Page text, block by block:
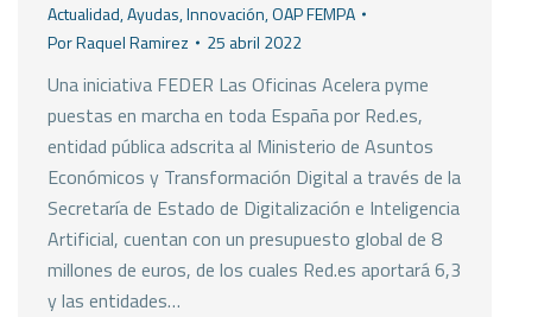
Actualidad,Ayudas,Innovación,OAP FEMPA
PorRaquel Ramirez 25 abril 2022
Una iniciativa FEDER Las Oficinas Acelera pyme
puestas en marcha en toda España por Red.es,
entidad pública adscrita al Ministerio de Asuntos
Económicos y Transformación Digital a través de la
Secretaría de Estado de Digitalización e Inteligencia
Artificial, cuentan con un presupuesto global de 8
millones de euros, de los cuales Red.es aportará 6,3
y las entidades…